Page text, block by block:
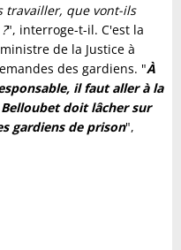
travailler, que vont-ils
", interroge-t-il. C'est la
de la Justice à
des gardiens. "À
il faut aller à la
doit lâcher sur
gardiens de prison",